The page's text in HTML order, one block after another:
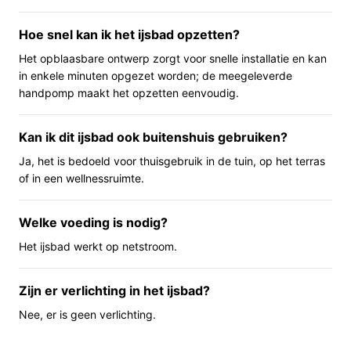
seizoensgebonden gebruik.
Belangrijkste voordelen
De praktische pluspunten van dit opblaasbare ijsbad
zetten we zo op een rij.
wilt afkoelen of delen met een partner.
Compleet geleverd: filterpomp en beschermhoes
zitten bij de set, zodat je niet meteen extra
accessoires hoeft te kopen.
Opblaasbaar en draagbaar: neemt weinig
opslagruimte in wanneer leeg en is eenvoudig mee
Voor wie is dit geschikt?
Dit model past bij sporters en wellnessgebruikers die
Hoe snel kan ik het ijsbad opzetten?
Het opblaasbare ontwerp zorgt voor snelle installatie en kan
in enkele minuten opgezet worden; de meegeleverde
handpomp maakt het opzetten eenvoudig.
Kan ik dit ijsbad ook buitenshuis gebruiken?
Ja, het is bedoeld voor thuisgebruik in de tuin, op het terras
of in een wellnessruimte.
Welke voeding is nodig?
Het ijsbad werkt op netstroom.
Zijn er verlichting in het ijsbad?
Nee, er is geen verlichting.